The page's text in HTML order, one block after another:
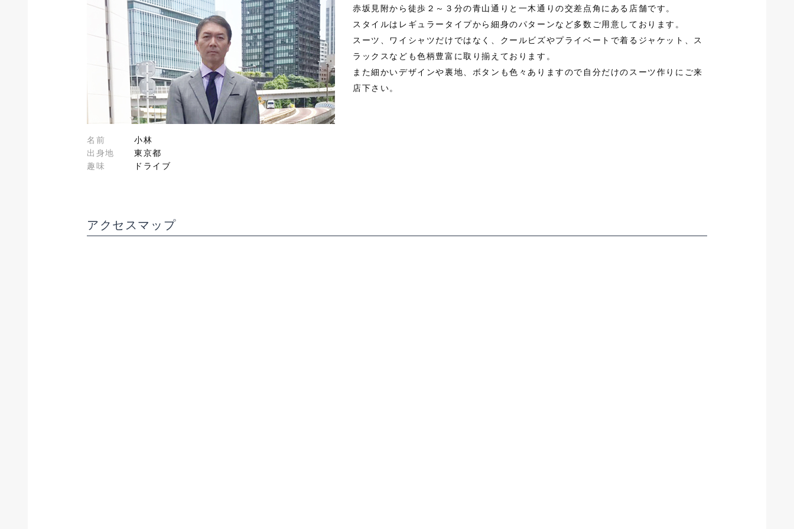
名前
小林
出身地
東京都
趣味
ドライブ
赤坂見附から徒歩２～３分の青山通りと一木通りの交差点角にある店舗です。
スタイルはレギュラータイプから細身のパターンなど多数ご用意しております。
スーツ、ワイシャツだけではなく、クールビズやプライベートで着るジャケット、ス
ラックスなども色柄豊富に取り揃えております。
また細かいデザインや裏地、ボタンも色々ありますので自分だけのスーツ作りにご来
店下さい。
アクセスマップ